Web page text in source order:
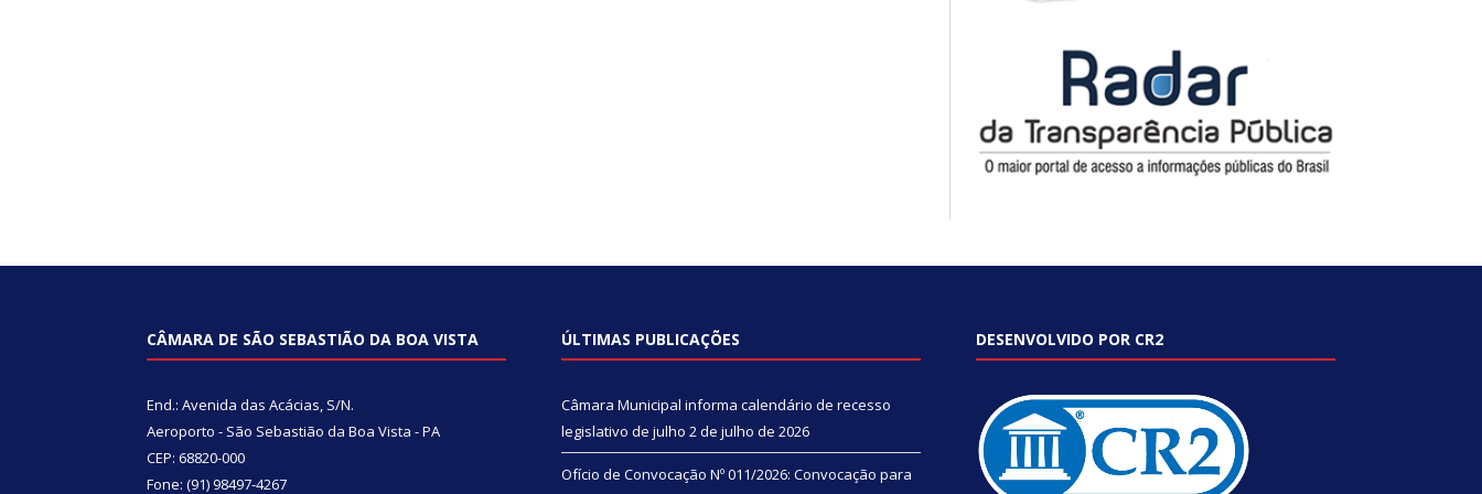
CÂMARA DE SÃO SEBASTIÃO DA BOA VISTA
End.: Avenida das Acácias, S/N.
Aeroporto - São Sebastião da Boa Vista - PA
CEP: 68820-000
Fone: (91) 98497-4267
ÚLTIMAS PUBLICAÇÕES
Câmara Municipal informa calendário de recesso
legislativo de julho 2 de julho de 2026
Ofício de Convocação Nº 011/2026: Convocação para
DESENVOLVIDO POR CR2